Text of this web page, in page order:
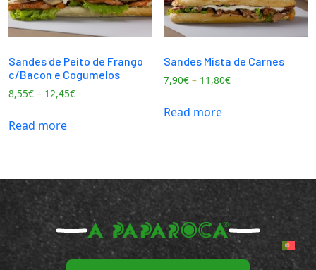
Sandes de Peito de Frango
c/Bacon e Cogumelos
8,55€ – 12,45€
Read more
Sandes Mista de Carnes
7,90€ – 11,80€
Read more